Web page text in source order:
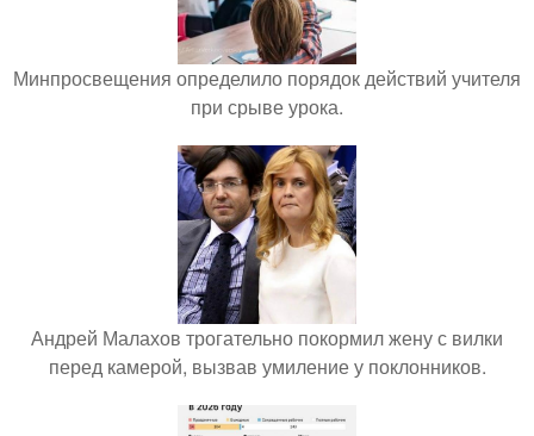
Минпросвещения определило порядок действий учителя
при срыве урока.
Андрей Малахов трогательно покормил жену с вилки
перед камерой, вызвав умиление у поклонников.